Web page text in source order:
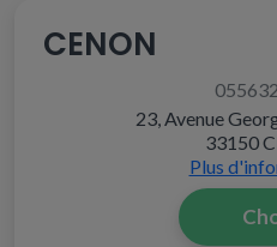
CENON
23, Avenue
33150
Plus